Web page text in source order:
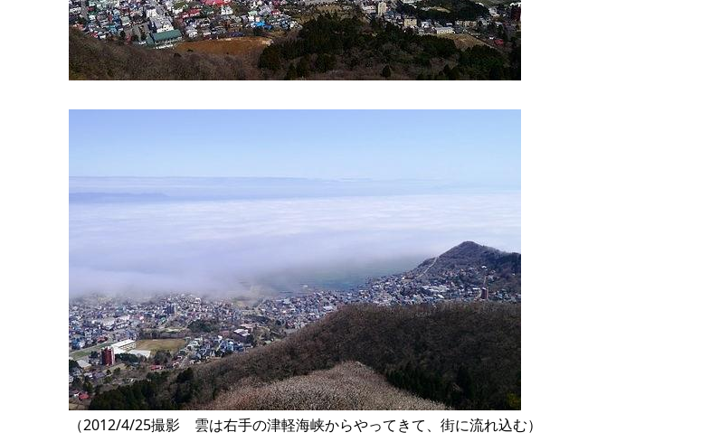
（2012/4/25撮影 雲は右手の津軽海峡からやってきて、街に流れ込む）